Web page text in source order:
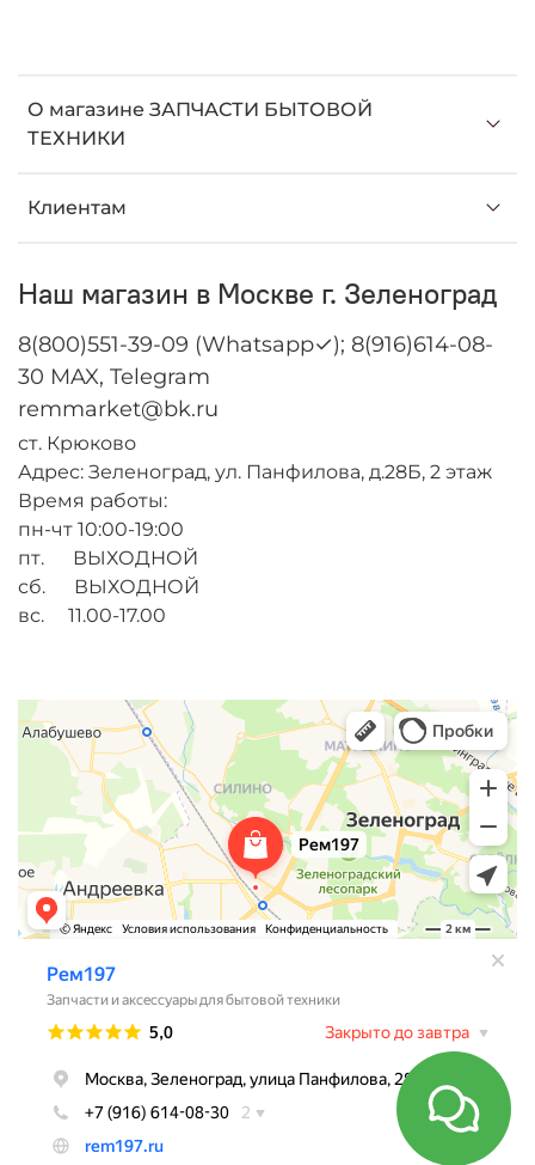
О магазине ЗАПЧАСТИ БЫТОВОЙ
ТЕХНИКИ
Клиентам
Наш магазин в Москве г. Зеленоград
8(800)551-39-09 (Whatsapp✓); 8(916)614-08-
30 MAX, Telegram
remmarket@bk.ru
ст. Крюково
Адрес: Зеленоград, ул. Панфилова, д.28Б, 2 этаж
Время работы:
пн-чт 10:00-19:00
пт. ВЫХОДНОЙ
сб. ВЫХОДНОЙ
вс. 11.00-17.00